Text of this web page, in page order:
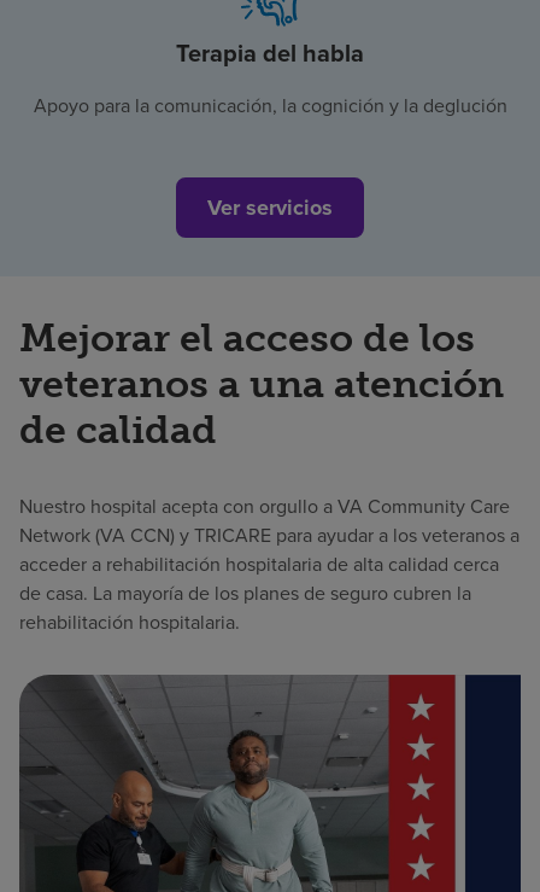
Terapia del habla
Apoyo para la comunicación, la cognición y la deglución
Ver servicios
Mejorar el acceso de los
veteranos a una atención
de calidad
Nuestro hospital acepta con orgullo a VA Community Care
Network (VA CCN) y TRICARE para ayudar a los veteranos a
acceder a rehabilitación hospitalaria de alta calidad cerca
de casa. La mayoría de los planes de seguro cubren la
rehabilitación hospitalaria.